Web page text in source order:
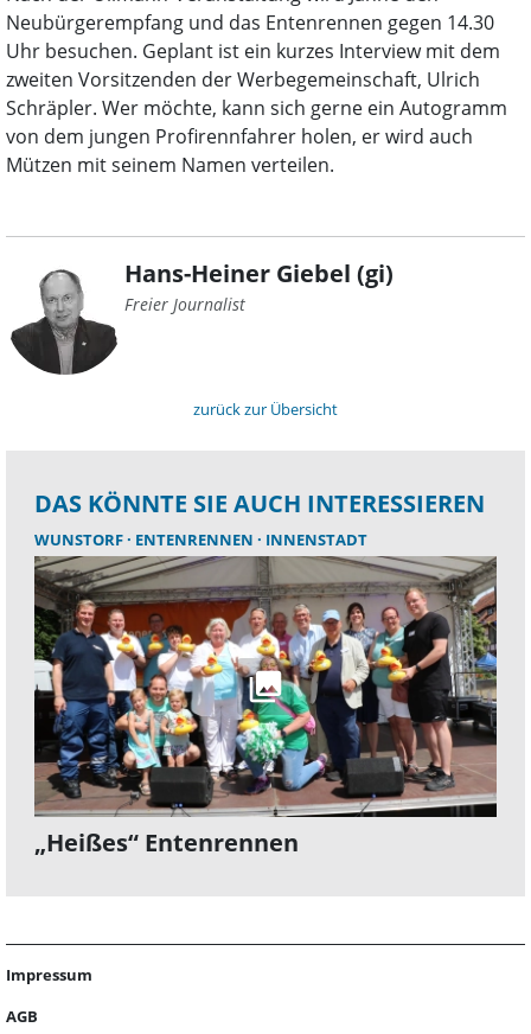
Neubürgerempfang und das Entenrennen gegen 14.30
Uhr besuchen. Geplant ist ein kurzes Interview mit dem
zweiten Vorsitzenden der Werbegemeinschaft, Ulrich
Schräpler. Wer möchte, kann sich gerne ein Autogramm
von dem jungen Profirennfahrer holen, er wird auch
Mützen mit seinem Namen verteilen.
Hans-Heiner Giebel (gi)
Freier Journalist
zurück zur Übersicht
DAS KÖNNTE SIE AUCH INTERESSIEREN
WUNSTORF ENTENRENNEN INNENSTADT
„Heißes“ Entenrennen
Impressum
AGB